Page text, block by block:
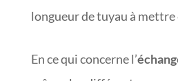
longueur de tuyau à
En ce qui concerne l’